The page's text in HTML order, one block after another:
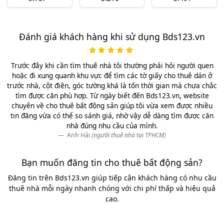
Đánh giá khách hàng khi sử dụng Bds123.vn
Trước đây khi cần tìm thuê nhà tôi thường phải hỏi người quen
hoặc đi xung quanh khu vực để tìm các tờ giấy cho thuê dán ở
trước nhà, cột điện, góc tường khá là tốn thời gian mà chưa chắc
tìm được căn phù hợp. Từ ngày biết đến Bds123.vn, website
chuyên về cho thuê bất động sản giúp tôi vừa xem được nhiều
tin đăng vừa có thể so sánh giá, nhờ vậy dễ dàng tìm được căn
nhà đúng nhu cầu của mình.
Anh Hải (người thuê nhà tại TPHCM)
Bạn muốn đăng tin cho thuê bất động sản?
Đăng tin trên Bds123.vn giúp tiếp cận khách hàng có nhu cầu
thuê nhà mỗi ngày nhanh chóng với chi phí thấp và hiệu quả
cao.